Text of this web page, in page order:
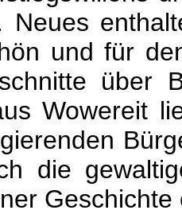
Neues
und für
über
Wowereit
die
Geschichte